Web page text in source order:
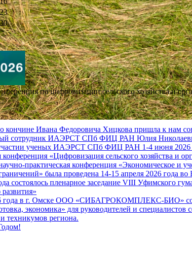
23
30
по цифровизации сельского хозяйства и
о кончине Ивана Федоровича Хицкова пришла к нам
сотрудник ИАЭРСТ СПб ФИЦ РАН Юлия
ученых ИАЭРСТ СПб ФИЦ РАН 1-4 июня 2026
«Цифровизация сельского хозяйства и
практическая конференция «Экономическое и
была проведена 14-15 апреля 2026
состоялось пленарное заседание VIII Уфимского
года в г. Омске ООО «СИБАГРОКОМПЛЕКС-БИО»
экономика» для руководителей и
техникумов региона.